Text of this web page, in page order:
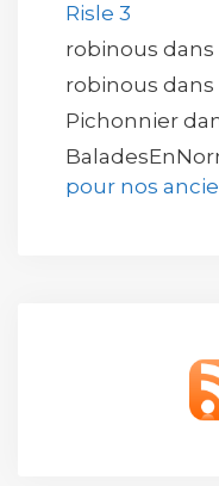
Risle 3
robinous dans
robinous dans
Pichonnier
pour nos